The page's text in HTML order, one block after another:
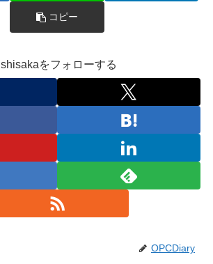
コピー
Ishisakaをフォローする
OPCDiary